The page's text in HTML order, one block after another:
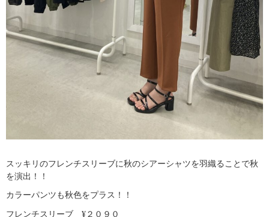
スッキリのフレンチスリーブに秋のシアーシャツを羽織ることで秋
を演出！！
カラーパンツも秋色をプラス！！
フレンチスリーブ ¥２０９０